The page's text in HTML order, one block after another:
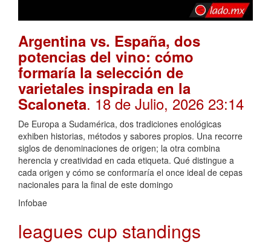
Argentina vs. España, dos
potencias del vino: cómo
formaría la selección de
varietales inspirada en la
Scaloneta. 18 de Julio, 2026 23:14
De Europa a Sudamérica, dos tradiciones enológicas
exhiben historias, métodos y sabores propios. Una recorre
siglos de denominaciones de origen; la otra combina
herencia y creatividad en cada etiqueta. Qué distingue a
cada origen y cómo se conformaría el once ideal de cepas
nacionales para la final de este domingo
Infobae
leagues cup standings